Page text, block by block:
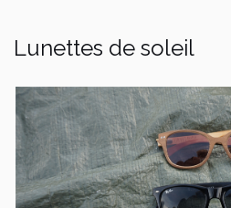
Lunettes de soleil